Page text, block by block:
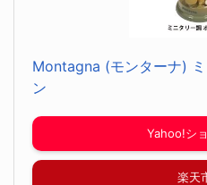
Montagna (モンターナ)
ン
Yahoo!シ
楽天